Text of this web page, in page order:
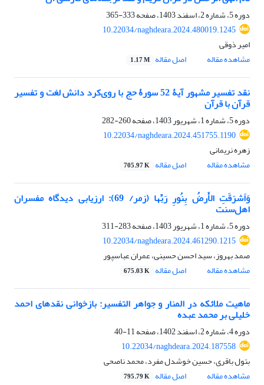
دوره 5، شماره 2، اسفند 1403، صفحه
333-365
10.22034/naghdeara.2024.480019.1245
امیر ذوقی
مشاهده مقاله
اصل مقاله 1.17 M
نقد تفسیر مشهور آیۀ 52 سورۀ حج با روی‌کرد دانش لغت و تفسیر
قرآن با قرآن
دوره 5، شماره 1، شهریور 1403، صفحه
260-282
10.22034/naghdeara.2024.451755.1190
زهره نریمانی
مشاهده مقاله
اصل مقاله 705.97 K
وَاَشرَقَتِ الأَرضُ بِنُورِ رَبِّها (زمر/ 69): ارزیابی دیدگاه مفسران
اهل‌سنت
دوره 5، شماره 1، شهریور 1403، صفحه
283-311
10.22034/naghdeara.2024.461290.1215
صمد بهروز، سید احسن حسینی، عمران عباسپور
مشاهده مقاله
اصل مقاله 675.03 K
ماهیت ملائکه در المنار و جواهر التفسیر: بازخوانی نقدهای احمد
خلیلی بر محمد عبده
دوره 4، شماره 2، اسفند 1402، صفحه
11-40
10.22034/naghdeara.2024.187558
بتول باقری، حسین خوشدل مفرد، محمد ناصحی
مشاهده مقاله
اصل مقاله 795.79 K